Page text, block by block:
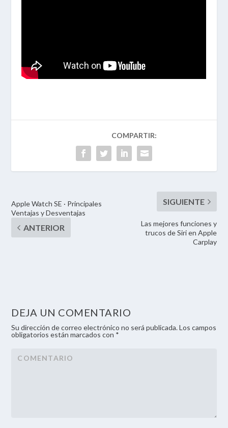
Apple Watch SE · Principales
Ventajas y Desventajas
Las mejores funciones y
trucos de Siri en Apple
Carplay
DEJA UN COMENTARIO
Su dirección de correo electrónico no será publicada. Los campos
obligatorios están marcados con *